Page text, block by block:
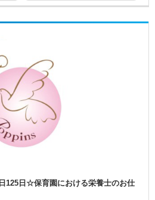
125日☆保育園における栄養士のお仕